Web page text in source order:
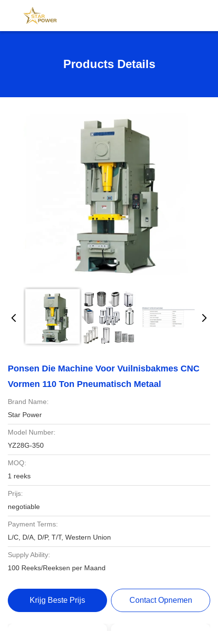
Products Details
Ponsen Die Machine Voor Vuilnisbakmes CNC
Vormen 110 Ton Pneumatisch Metaal
Brand Name:
Star Power
Model Number:
YZ28G-350
MOQ:
1 reeks
Prijs:
negotiable
Payment Terms:
L/C, D/A, D/P, T/T, Western Union
Supply Ability:
100 Reeks/Reeksen per Maand
Krijg Beste Prijs Contact Opnemen